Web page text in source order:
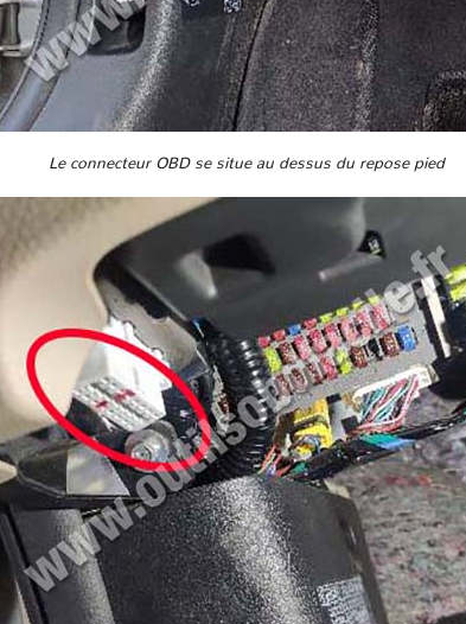
Le connecteur OBD se situe au dessus du repose pied